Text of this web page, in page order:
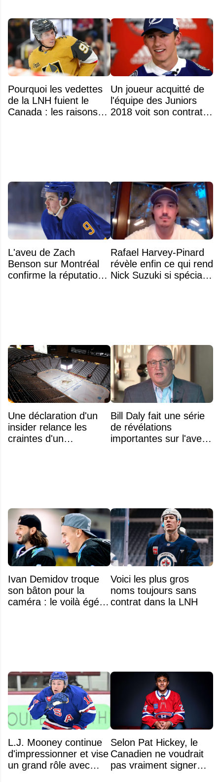
Pourquoi les vedettes
de la LNH fuient le
Canada : les raisons
Un joueur acquitté de
l'équipe des Juniors
2018 voit son contrat
L'aveu de Zach
Benson sur Montréal
confirme la réputation
Rafael Harvey-Pinard
révèle enfin ce qui rend
Nick Suzuki si spécial
Une déclaration d'un
insider relance les
craintes d'un
Bill Daly fait une série
de révélations
importantes sur l'avenir
Ivan Demidov troque
son bâton pour la
caméra : le voilà égérie
Voici les plus gros
noms toujours sans
contrat dans la LNH
L.J. Mooney continue
d'impressionner et vise
un grand rôle avec
Selon Pat Hickey, le
Canadien ne voudrait
pas vraiment signer